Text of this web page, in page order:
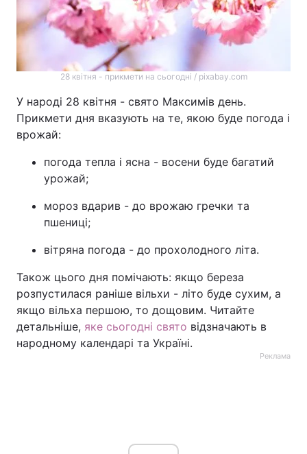
28 квітня - прикмети на сьогодні / pixabay.com
У народі 28 квітня - свято Максимів день.
Прикмети дня вказують на те, якою буде погода і
врожай:
погода тепла і ясна - восени буде багатий
урожай;
мороз вдарив - до врожаю гречки та
пшениці;
вітряна погода - до прохолодного літа.
Також цього дня помічають: якщо береза
розпустилася раніше вільхи - літо буде сухим, а
якщо вільха першою, то дощовим. Читайте
детальніше, яке сьогодні свято відзначають в
народному календарі та Україні.
Реклама